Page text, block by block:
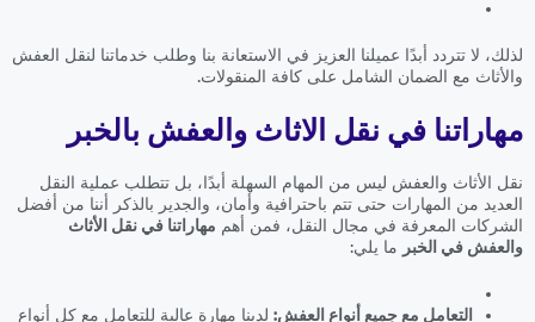
لذلك، لا تتردد أبدًا عميلنا العزيز في الاستعانة بنا وطلب خدماتنا لنقل العفش
والأثاث مع الضمان الشامل على كافة المنقولات.
مهاراتنا في نقل الاثاث والعفش بالخبر
نقل الأثاث والعفش ليس من المهام السهلة أبدًا، بل تتطلب عملية النقل
العديد من المهارات حتى تتم باحترافية وأمان، والجدير بالذكر أننا من أفضل
الشركات المعرفة في مجال النقل، فمن أهم مهاراتنا في نقل الأثاث
والعفش في الخبر ما يلي:
التعامل مع جميع أنواع العفش: لدينا مهارة عالية للتعامل مع كل أنواع